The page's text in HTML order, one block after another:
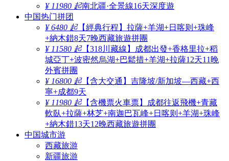
¥ 11980 起南北疆·全景線16天深度遊
中国热门拼团
¥ 6480 起【經典行程】拉薩+羊湖+日喀则+珠峰
+納木錯8天7晚西藏旅遊拼團
¥ 11580 起【318川藏線】成都出發+香格里拉+稻
城亞丁+波密然烏湖+巴鬆措+羊湖+拉薩12天11晚
外賓拼團
¥ 16800 起【含大交通】吉隆坡/新加坡—西藏+西
寧+成都9天
¥ 11980 起【含機票火車票】成都往返飛機+青藏
軟臥+拉薩+林芝+南迦巴瓦峰+日喀则+羊湖+珠峰
+納木錯13天12晚西藏旅遊拼團
中国城市游
西藏旅游
新疆旅游